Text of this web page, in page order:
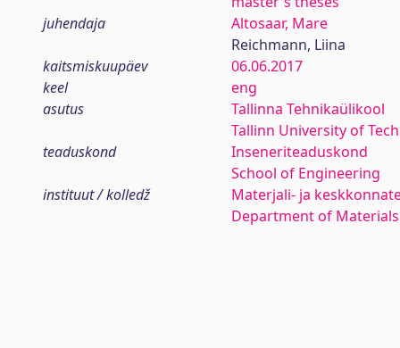
juhendaja
Altosaar, Mare
Reichmann, Liina
kaitsmiskuupäev
06.06.2017
keel
eng
asutus
Tallinna Tehnikaülikool
Tallinn University of
teaduskond
Inseneriteaduskond
School of Engineering
instituut / kolledž
Materjali- ja
Department of